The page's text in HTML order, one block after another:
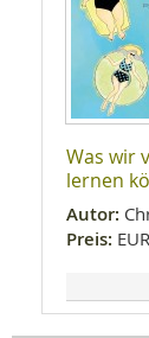
Was wir
lernen
Autor:
Preis: